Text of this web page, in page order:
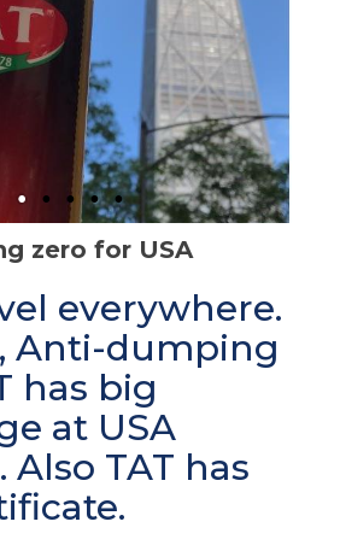
zero for USA
everywhere.
Anti-dumping
has big
at USA
Also TAT has